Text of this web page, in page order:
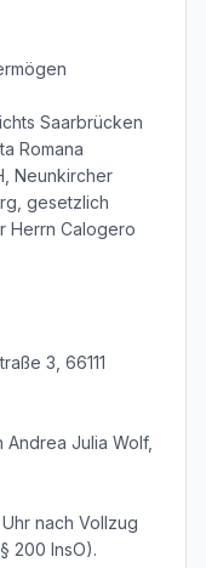
Saarbrücken
Romana
Neunkircher
gesetzlich
Herrn Calogero
3, 66111
Julia Wolf,
nach Vollzug
200 InsO).